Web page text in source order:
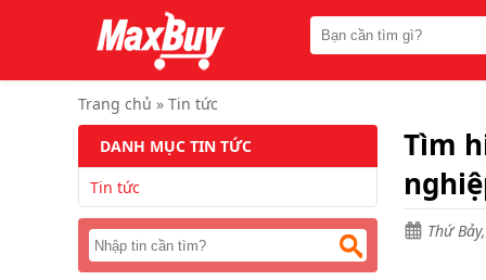
Thang
Trang chủ » Tin tức
Tìm
Thứ
DANH MỤC TIN TỨC
Tin tức